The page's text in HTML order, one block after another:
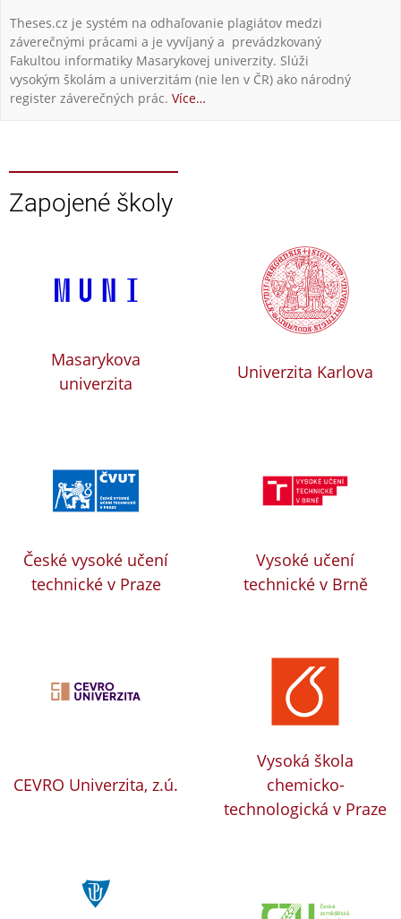
Theses.cz je systém na odhaľovanie plagiátov medzi
záverečnými prácami a je vyvíjaný a prevádzkovaný
Fakultou informatiky Masarykovej univerzity. Slúži
vysokým školám a univerzitám (nie len v ČR) ako národný
register záverečných prác. Více…
Zapojené školy
Masarykova
univerzita
Univerzita Karlova
České vysoké učení
technické v Praze
Vysoké učení
technické v Brně
CEVRO Univerzita, z.ú.
Vysoká škola
chemicko-
technologická v Praze